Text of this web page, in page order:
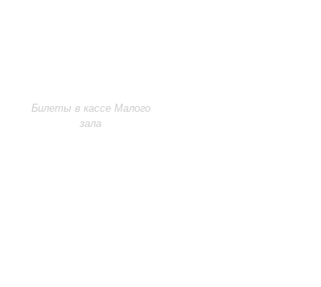
Билеты в кассе Малого
зала